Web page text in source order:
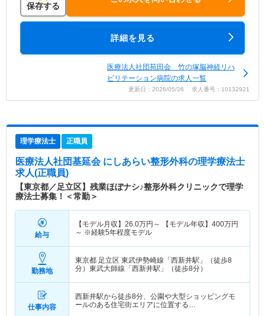
保存する
詳細を見る
医療法人社団苑田会 竹の塚脳神経リハ
ビリテーション病院の求人一覧
更新日：2026/05/26 求人番号：10132921
理学療法士 正職員
医療法人社団基延会 にしあらい整形外科の理学療法士
求人(正職員)
【東京都／足立区】残業ほぼナシ♪整形外科クリニックで理学
療法士募集！＜常勤＞
給与
【モデル月収】 26.0万円～ 【モデル年収】 400万円
～ ※経験5年程度モデル
勤務地
東京都 足立区 東武伊勢崎線「西新井駅」（徒歩8
分）東武大師線「西新井駅」（徒歩8分）
仕事内容
西新井駅から徒歩8分、公園や大型ショッピングモ
ールのある住宅街エリアに位置する…